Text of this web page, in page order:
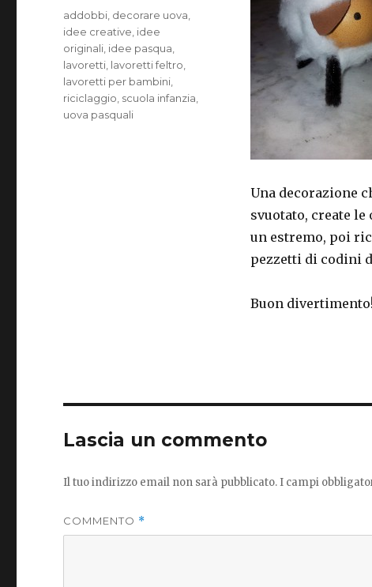
Una decorazione
svuotato, create
un estremo, poi
pezzetti di codini
Buon
Tag
addobbi decorare uova
idee creative idee
originali idee pasqua
lavoretti lavoretti feltro
lavoretti per bambini
riciclaggio scuola infanzia
uova pasquali
Lascia un commento
Il tuo indirizzo email non sarà pubblicato. I campi
COMMENTO *